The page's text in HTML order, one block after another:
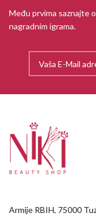
Među prvima saznajte
nagradnim igrama.
Armije RBIH, 75000